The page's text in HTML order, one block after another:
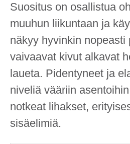
Suositus on osallistua
muuhun liikuntaan ja
näkyy hyvinkin
vaivaavat kivut alkavat
laueta. Pidentyneet ja
niveliä vääriin
notkeat lihakset,
sisäelimiä.